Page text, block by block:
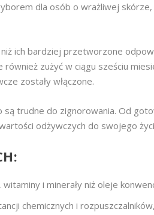
dla osób o wrażliwej
ich bardziej przetworzone
zużyć w ciągu sześciu
zostały włączone.
trudne do zignorowania. Od
odżywczych do swojego
i minerały niż oleje
chemicznych i